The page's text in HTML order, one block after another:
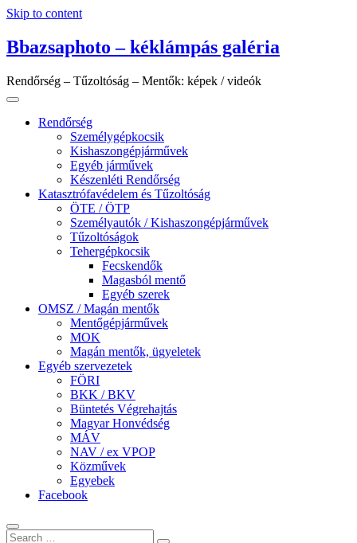
Skip to content
Bbazsaphoto – kéklámpás galéria
Rendőrség – Tűzoltóság – Mentők: képek / videók
Rendőrség
Személygépkocsik
Kishaszongépjárművek
Egyéb járművek
Készenléti Rendőrség
Katasztrófavédelem és Tűzoltóság
ÖTE / ÖTP
Személyautók / Kishaszongépjárművek
Tűzoltóságok
Tehergépkocsik
Fecskendők
Magasból mentő
Egyéb szerek
OMSZ / Magán mentők
Mentőgépjárművek
MOK
Magán mentők, ügyeletek
Egyéb szervezetek
FÖRI
BKK / BKV
Büntetés Végrehajtás
Magyar Honvédség
MÁV
NAV / ex VPOP
Közművek
Egyebek
Facebook